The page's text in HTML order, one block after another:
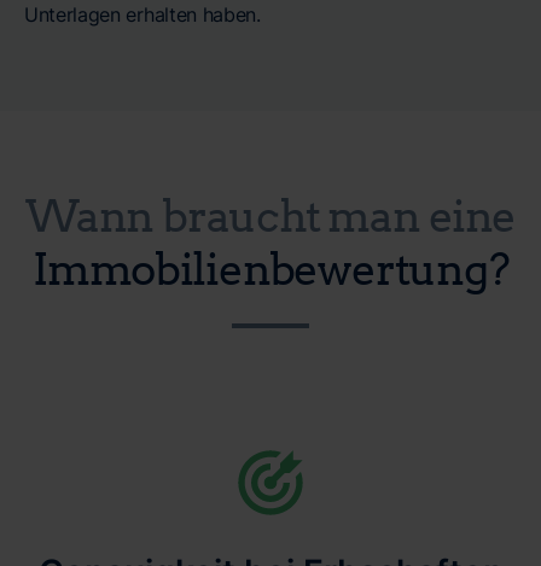
Unterlagen erhalten haben.
Wann braucht man eine
Immobilienbewertung?